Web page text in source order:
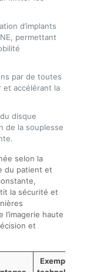
d’implants
permettant
par de toutes
et accélérant la
disque
de la souplesse
selon la
du patient et
la sécurité et
haute
et
Exemple de